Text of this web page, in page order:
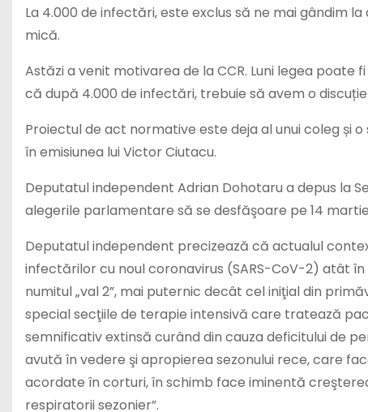
La 4.000 de infectări, este exclus să ne mai gândim
mică.
Astăzi a venit motivarea de la CCR. Luni legea
că după 4.000 de infectări, trebuie să avem o
Proiectul de act normative este deja al unui coleg și o
în emisiunea lui Victor Ciutacu.
Deputatul independent Adrian Dohotaru a depus la
alegerile parlamentare să se desfăşoare pe 14
Deputatul independent precizează că actualul
infectărilor cu noul coronavirus (SARS-CoV-2) atât
numitul „val 2”, mai puternic decât cel iniţial din
special secţiile de terapie intensivă care tratează
semnificativ extinsă curând din cauza deficitului de
avută în vedere şi apropierea sezonului rece, care
acordate în corturi, în schimb face iminentă
respiratorii sezonier”.